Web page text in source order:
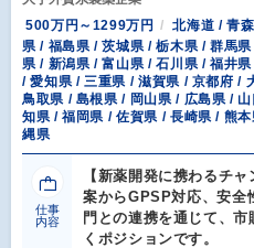
500万円～1299万円
北海道 / 青
県 / 福島県 / 茨城県 / 栃木県 / 群馬
県 / 新潟県 / 富山県 / 石川県 / 福井
/ 愛知県 / 三重県 / 滋賀県 / 京都府 /
鳥取県 / 島根県 / 岡山県 / 広島県 /
知県 / 福岡県 / 佐賀県 / 長崎県 / 熊
縄県
仕事
内容
【新薬開発に携わるチ
案からGPSP対応、安全
門との連携を通じて、
くポジションです。